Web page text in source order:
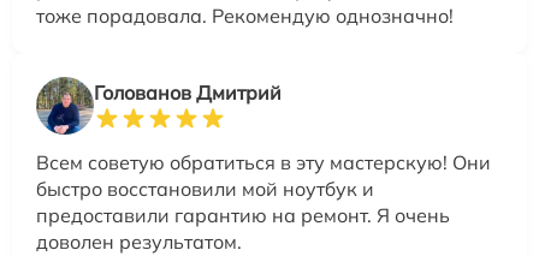
тоже порадовала. Рекомендую однозначно!
Голованов Дмитрий
Всем советую обратиться в эту мастерскую! Они
быстро восстановили мой ноутбук и
предоставили гарантию на ремонт. Я очень
доволен результатом.